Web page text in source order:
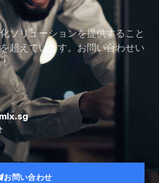
ソリューションを提供すること
超えています。お問い合わせい
お問い合わせ